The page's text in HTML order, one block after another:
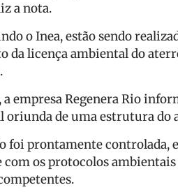
a nota.
o Inea, estão sendo
da licença ambiental do
a empresa Regenera Rio
de uma estrutura do
foi prontamente controlada,
os protocolos ambientais